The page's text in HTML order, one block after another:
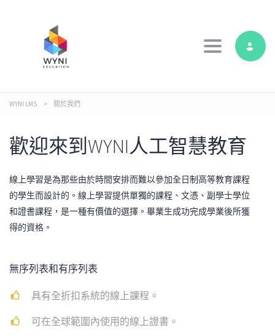
Toggle
WYNI LMS > 關於我們
歡迎來到WYNI人工智慧教育
線上學習是為那些由於時間安排而難以參加全日制高等教育課程
的學生而設計的。線上學習提供單獨的課程、文憑、副學士學位
和證書課程，是一種有價值的選擇。畢業生成功完成學業後所獲
得的資格。
無序列表和有序列表
具有全折扣系統的線上課程。
可在全球範圍內使用的線上證書。